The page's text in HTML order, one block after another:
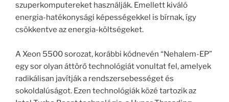
szuperkomputereket használják. Emellett kiváló
energia-hatékonysági képességekkel is bírnak, így
csökkentve az energia-költségeket.
A Xeon 5500 sorozat, korábbi kódnevén “Nehalem-EP”
egy sor olyan áttörő technológiát vonultat fel, amelyek
radikálisan javítják a rendszersebességet és
sokoldalúságot. Ezen technológiák közé tartozik az